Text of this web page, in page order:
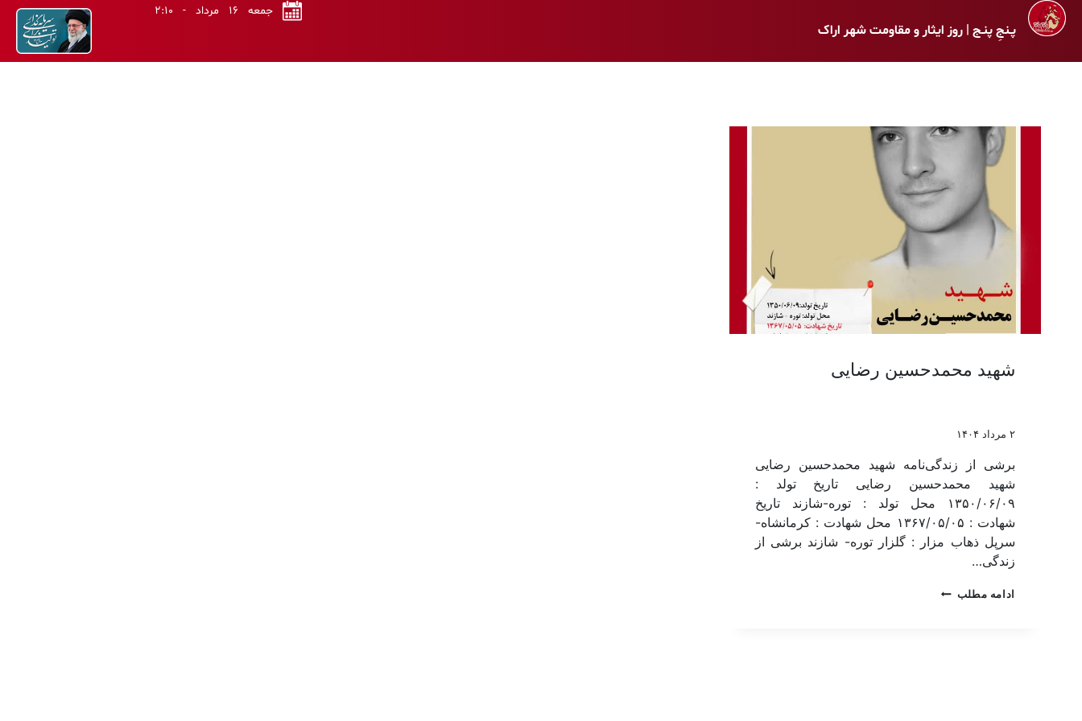
پـنجِ پنـج | روز ایثار و مقاومت شهر اراک
جمعه ۱۶ مرداد - ۲:۱۰
شهید محمدحسین رضایی
۲ مرداد ۱۴۰۴
برشی از زندگی‌نامه شهید محمدحسین رضایی
شهید محمدحسین رضایی تاریخ تولد :
۱۳۵۰/۰۶/۰۹ محل تولد : توره-شازند تاریخ
شهادت : ۱۳۶۷/۰۵/۰۵ محل شهادت : کرمانشاه-
سرپل ذهاب مزار : گلزار توره- شازند برشی از
زندگی…
ادامه مطلب